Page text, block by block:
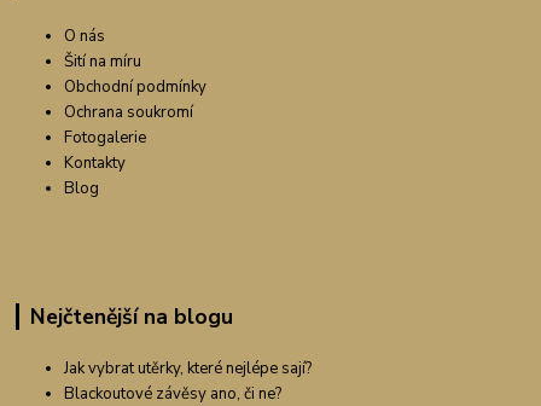
O nás
Šití na míru
Obchodní podmínky
Ochrana soukromí
Fotogalerie
Kontakty
Blog
Nejčtenější na blogu
Jak vybrat utěrky, které nejlépe sají?
Blackoutové závěsy ano, či ne?